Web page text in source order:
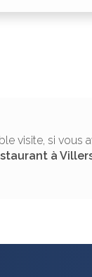
visite, si
à